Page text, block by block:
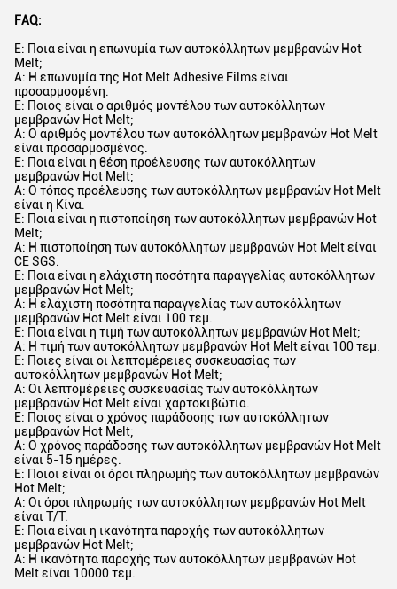
FAQ:
Ε: Ποια είναι η επωνυμία των αυτοκόλλητων μεμβρανών Hot
Melt;
Α: Η επωνυμία της Hot Melt Adhesive Films είναι
προσαρμοσμένη.
Ε: Ποιος είναι ο αριθμός μοντέλου των αυτοκόλλητων
μεμβρανών Hot Melt;
Α: Ο αριθμός μοντέλου των αυτοκόλλητων μεμβρανών Hot Melt
είναι προσαρμοσμένος.
Ε: Ποια είναι η θέση προέλευσης των αυτοκόλλητων
μεμβρανών Hot Melt;
Α: Ο τόπος προέλευσης των αυτοκόλλητων μεμβρανών Hot Melt
είναι η Κίνα.
Ε: Ποια είναι η πιστοποίηση των αυτοκόλλητων μεμβρανών Hot
Melt;
Α: Η πιστοποίηση των αυτοκόλλητων μεμβρανών Hot Melt είναι
CE SGS.
Ε: Ποια είναι η ελάχιστη ποσότητα παραγγελίας αυτοκόλλητων
μεμβρανών Hot Melt;
Α: Η ελάχιστη ποσότητα παραγγελίας των αυτοκόλλητων
μεμβρανών Hot Melt είναι 100 τεμ.
Ε: Ποια είναι η τιμή των αυτοκόλλητων μεμβρανών Hot Melt;
Α: Η τιμή των αυτοκόλλητων μεμβρανών Hot Melt είναι 100 τεμ.
Ε: Ποιες είναι οι λεπτομέρειες συσκευασίας των
αυτοκόλλητων μεμβρανών Hot Melt;
Α: Οι λεπτομέρειες συσκευασίας των αυτοκόλλητων
μεμβρανών Hot Melt είναι χαρτοκιβώτια.
Ε: Ποιος είναι ο χρόνος παράδοσης των αυτοκόλλητων
μεμβρανών Hot Melt;
Α: Ο χρόνος παράδοσης των αυτοκόλλητων μεμβρανών Hot Melt
είναι 5-15 ημέρες.
Ε: Ποιοι είναι οι όροι πληρωμής των αυτοκόλλητων μεμβρανών
Hot Melt;
Α: Οι όροι πληρωμής των αυτοκόλλητων μεμβρανών Hot Melt
είναι T/T.
Ε: Ποια είναι η ικανότητα παροχής των αυτοκόλλητων
μεμβρανών Hot Melt;
Α: Η ικανότητα παροχής των αυτοκόλλητων μεμβρανών Hot
Melt είναι 10000 τεμ.